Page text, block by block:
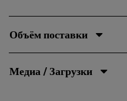
Объём поставки
Медиа / Загрузки